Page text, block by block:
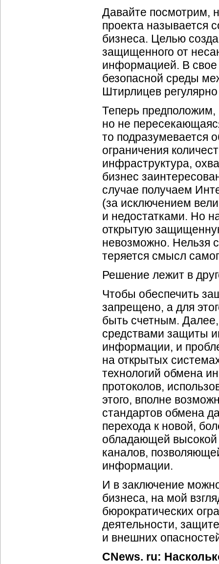
Давайте посмотрим,
проекта называется
бизнеса. Целью
защищенного от
информацией. В свое
безопасной среды
Штирлицев
Теперь предположим,
но не
то подразумевается
ограничения
инфраструктура,
бизнес
случае получаем
(за исключением
и недостатками. Но
открытую
невозможно. Нельзя
теряется смысл
Решение лежит в
Чтобы обеспечить
запрещено, а для
быть счетным. Далее,
средствами защиты
информации, и
на открытых
технологий обмена
протоколов,
этого, вполне
стандартов обмена
перехода к новой,
обладающей
каналов,
информации.
И в заключение
бизнеса, на мой
бюрократических
деятельности,
и внешних
CNews. ru: